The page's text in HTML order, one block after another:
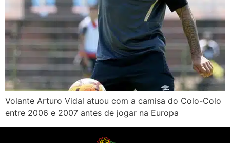
Volante Arturo Vidal atuou com a camisa do Colo-Colo
entre 2006 e 2007 antes de jogar na Europa